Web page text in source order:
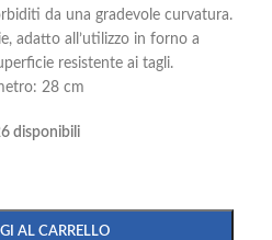
da una gradevole curvatura.
adatto all’utilizzo in forno a
resistente ai tagli.
28 cm
disponibili
AL CARRELLO